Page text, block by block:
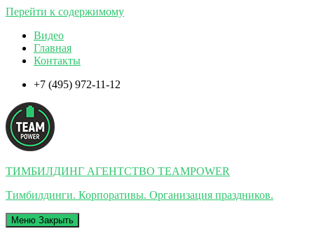
Перейти к содержимому
Видео
Главная
Контакты
+7 (495) 972-11-12
ТИМБИЛДИНГ АГЕНТСТВО TEAMPOWER
Тимбилдинги. Корпоративы. Организация праздников.
Меню Закрыть